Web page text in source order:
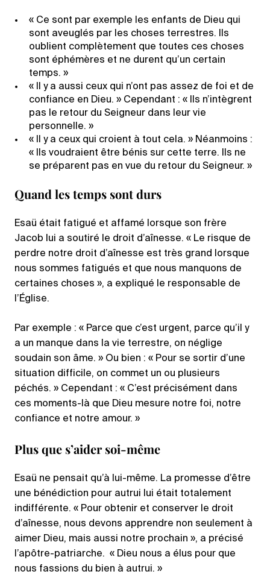
« Ce sont par exemple les enfants de Dieu qui
sont aveuglés par les choses terrestres. Ils
oublient complètement que toutes ces choses
sont éphémères et ne durent qu’un certain
temps. »
« Il y a aussi ceux qui n’ont pas assez de foi et de
confiance en Dieu. » Cependant : « Ils n’intègrent
pas le retour du Seigneur dans leur vie
personnelle. »
« Il y a ceux qui croient à tout cela. » Néanmoins :
« Ils voudraient être bénis sur cette terre. Ils ne
se préparent pas en vue du retour du Seigneur. »
Quand les temps sont durs
Esaü était fatigué et affamé lorsque son frère
Jacob lui a soutiré le droit d’aînesse. « Le risque de
perdre notre droit d’aînesse est très grand lorsque
nous sommes fatigués et que nous manquons de
certaines choses », a expliqué le responsable de
l’Église.
Par exemple : « Parce que c’est urgent, parce qu’il y
a un manque dans la vie terrestre, on néglige
soudain son âme. » Ou bien : « Pour se sortir d’une
situation difficile, on commet un ou plusieurs
péchés. » Cependant : « C’est précisément dans
ces moments-là que Dieu mesure notre foi, notre
confiance et notre amour. »
Plus que s’aider soi-même
Esaü ne pensait qu’à lui-même. La promesse d’être
une bénédiction pour autrui lui était totalement
indifférente. « Pour obtenir et conserver le droit
d’aînesse, nous devons apprendre non seulement à
aimer Dieu, mais aussi notre prochain », a précisé
l’apôtre-patriarche. « Dieu nous a élus pour que
nous fassions du bien à autrui. »